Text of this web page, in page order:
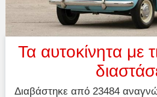
Τα αυτοκίνητα με
Διαβάστηκε από 23484